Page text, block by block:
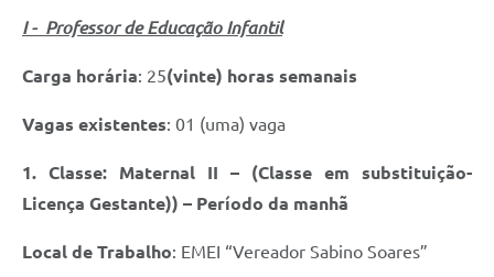
I - Professor de Educação Infantil
Carga horária: 25(vinte) horas semanais
Vagas existentes: 01 (uma) vaga
1. Classe: Maternal II – (Classe em substituição-
Licença Gestante)) – Período da manhã
Local de Trabalho: EMEI “Vereador Sabino Soares”